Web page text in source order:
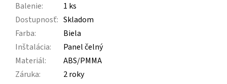
Balenie:
1 ks
Dostupnosť: Skladom
Farba:
Biela
Inštalácia:
Panel čelný
Materiál:
ABS/PMMA
Záruka: 2 roky